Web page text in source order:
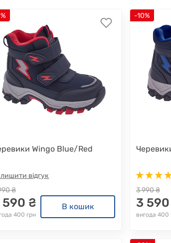
Wingo Blue/Red
відгук
₴
590 ₴
400 грн
В кошик
-10%
3 990 ₴
3
вигода 400